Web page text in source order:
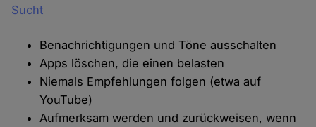
Sucht
Benachrichtigungen und Töne ausschalten
Apps löschen, die einen belasten
Niemals Empfehlungen folgen (etwa auf
YouTube)
Aufmerksam werden und zurückweisen, wenn